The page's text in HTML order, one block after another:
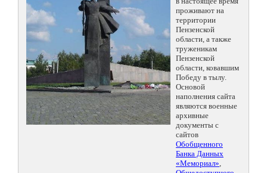
проживают на
территории
Пензенской
области, а также
труженикам
Пензенской
области, ковавшим
Победу в тылу.
Основой
наполнения сайта
являются военные
архивные
документы с
сайтов
Обобщенного
Банка Данных
«Мемориал»,